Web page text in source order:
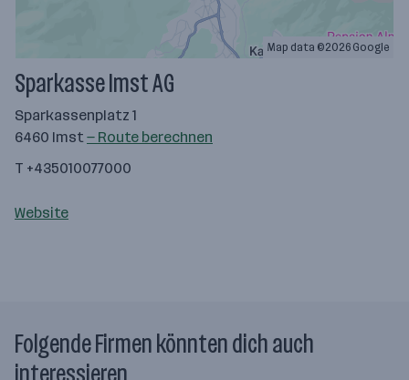
Map data ©2026 Google
Sparkasse Imst AG
Sparkassenplatz 1
6460 Imst— Route berechnen
T +435010077000
Website
Folgende Firmen könnten dich auch